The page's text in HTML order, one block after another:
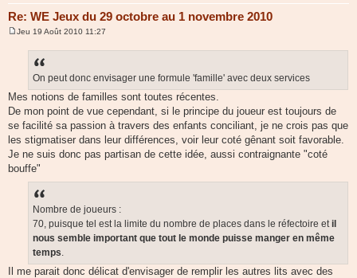
Re: WE Jeux du 29 octobre au 1 novembre 2010
e
Jeu 19 Août 2010 11:27
On peut donc envisager une formule 'famille' avec deux services
Mes notions de familles sont toutes récentes.
De mon point de vue cependant, si le principe du joueur est toujours de
se facilité sa passion à travers des enfants conciliant, je ne crois pas que
les stigmatiser dans leur différences, voir leur coté gênant soit favorable.
Je ne suis donc pas partisan de cette idée, aussi contraignante "coté
bouffe"
Nombre de joueurs :
70, puisque tel est la limite du nombre de places dans le réfectoire et il
nous semble important que tout le monde puisse manger en même
temps
Il me parait donc délicat d'envisager de remplir les autres lits avec des